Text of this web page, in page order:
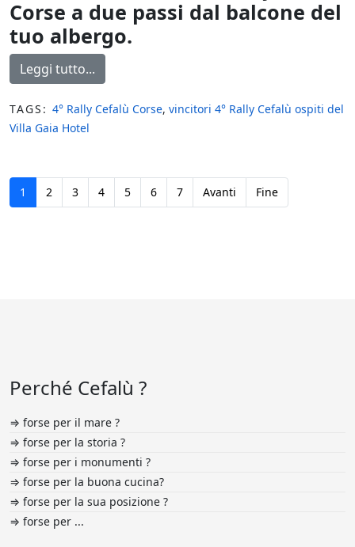
Corse a due passi dal balcone del
tuo albergo.
Leggi tutto...
TAGS: 4° Rally Cefalù Corse, vincitori 4° Rally Cefalù ospiti del
Villa Gaia Hotel
1 2 3 4 5 6 7 Avanti Fine
Perché Cefalù ?
⇒ forse per il mare ?
⇒ forse per la storia ?
⇒ forse per i monumenti ?
⇒ forse per la buona cucina?
⇒ forse per la sua posizione ?
⇒ forse per ...